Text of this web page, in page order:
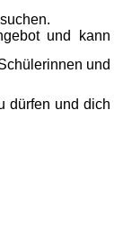
und kann
und
dürfen und dich